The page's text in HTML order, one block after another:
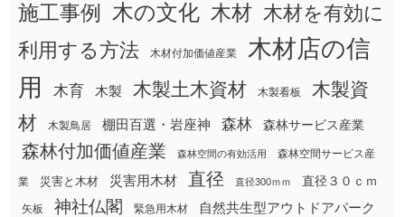
施工事例
木の文化 木材 木材を有効に
利用する方法
木材付加価値産業
木材店の信
用
木育 木製 木製土木資材 木製看板
木製資
材
木製鳥居 棚田百選・岩座神 森林 森林サービス産業
森林付加価値産業 森林空間の有効活用 森林空間サービス産
業 災害と木材 災害用木材 直径 直径300ｍｍ 直径３０ｃｍ
矢板 神社仏閣 緊急用木材 自然共生型アウトドアパーク